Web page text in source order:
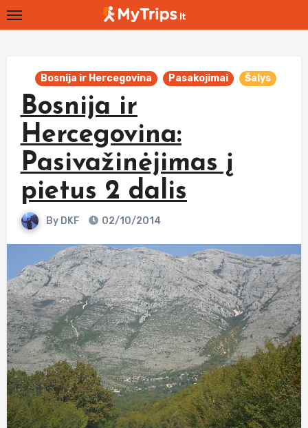
Skip
to
Bosnija ir Hercegovina Pasakojimai Šalys
Bosnija ir
Hercegovina:
Pasivažinėjimas į
pietus 2 dalis
By DKF 02/10/2014